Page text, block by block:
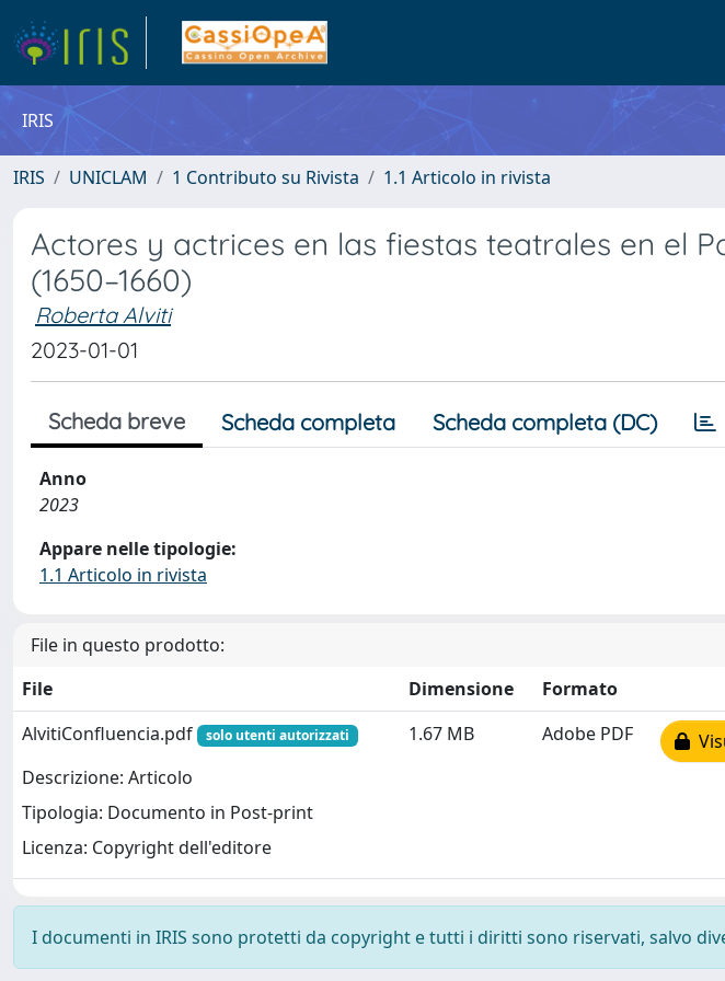
IRIS
IRIS UNICLAM 1 Contributo su Rivista 1.1 Articolo in rivista
Actores y actrices en las fiestas teatrales en el
(1650–1660)
Roberta Alviti
2023-01-01
Scheda breve Scheda completa Scheda completa (DC)
Anno
2023
Appare nelle tipologie:
1.1 Articolo in rivista
File in questo prodotto:
File
Dimensione
Formato
AlvitiConfluencia.pdf
solo utenti autorizzati
Descrizione: Articolo
Tipologia: Documento in Post-print
Licenza: Copyright dell'editore
1.67 MB Adobe PDF
I documenti in IRIS sono protetti da copyright e tutti i diritti sono riservati, salvo